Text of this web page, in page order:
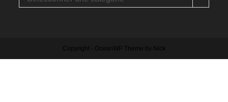
Copyright - OceanWP Theme by Nick